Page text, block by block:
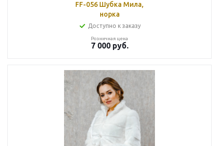
FF-056 Шубка Мила,
норка
Доступно к заказу
Розничная цена
7 000руб.